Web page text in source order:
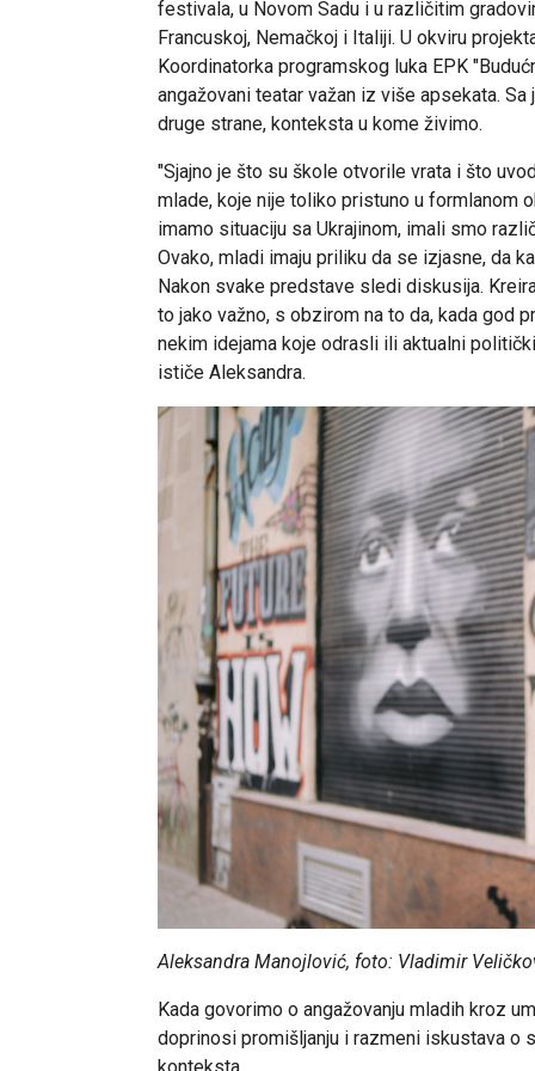
festivala, u Novom Sadu i u različitim
Francuskoj, Nemačkoj i Italiji. U okviru
Koordinatorka programskog luka EPK
angažovani teatar važan iz više apsekata.
druge strane, konteksta u kome živimo.
"Sjajno je što su škole otvorile vrata i što
mlade, koje nije toliko pristuno u formlanom
imamo situaciju sa Ukrajinom, imali smo
Ovako, mladi imaju priliku da se izjasne, da
Nakon svake predstave sledi diskusija.
to jako važno, s obzirom na to da, kada god
nekim idejama koje odrasli ili aktualni
ističe Aleksandra.
Aleksandra Manojlović, foto: Vladimir
Kada govorimo o angažovanju mladih kroz
doprinosi promišljanju i razmeni iskustava o